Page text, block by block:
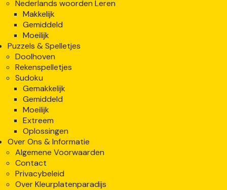
Nederlands woorden Leren
Makkelijk
Gemiddeld
Moeilijk
Puzzels & Spelletjes
Doolhoven
Rekenspelletjes
Sudoku
Gemakkelijk
Gemiddeld
Moeilijk
Extreem
Oplossingen
Over Ons & Informatie
Algemene Voorwaarden
Contact
Privacybeleid
Over Kleurplatenparadijs